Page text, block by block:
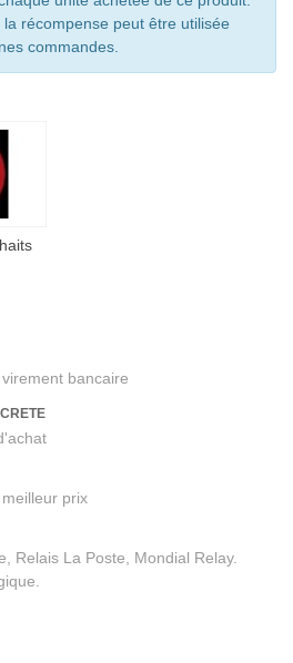
récompense peut être utilisée
commandes.
bancaire
prix
Relais La Poste, Mondial Relay.